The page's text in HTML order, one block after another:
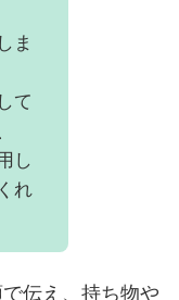
ま
て
し
れ
伝え、持ち物や